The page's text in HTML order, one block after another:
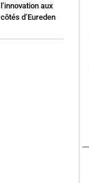
l’innovation aux
côtés d’Eureden